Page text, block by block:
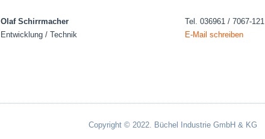
Olaf Schirrmacher
Entwicklung / Technik
Tel. 036961 / 7067-121
E-Mail schreiben
Copyright © 2022. Büchel Industrie GmbH & KG